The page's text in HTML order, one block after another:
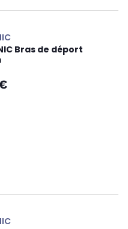
Bras de déport